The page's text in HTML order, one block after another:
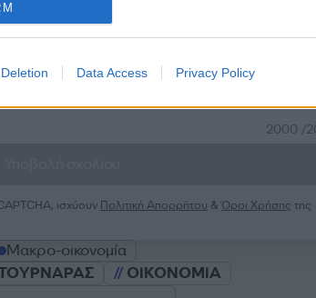
Data Access Privacy Policy
2000 /
ισχύουν Πολιτική Απορρήτου &Όροι Χρήσης της
Μακρο-οικονομία
ΟΙΚΟΝΟΜΙΑ